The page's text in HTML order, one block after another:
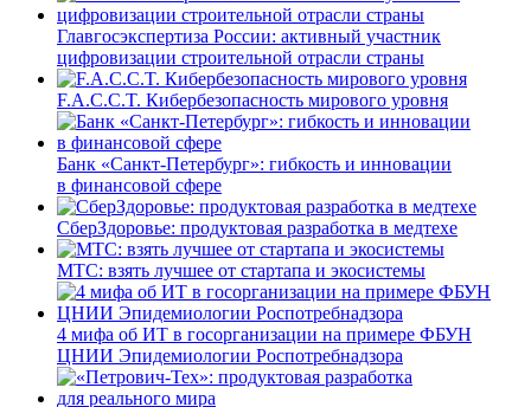
Главгосэкспертиза России: активный участник
цифровизации строительной отрасли страны
F.A.C.C.T. Кибербезопасность мирового уровня
Банк «Санкт-Петербург»: гибкость и инновации
в финансовой сфере
СберЗдоровье: продуктовая разработка в медтехе
МТС: взять лучшее от стартапа и экосистемы
4 мифа об ИТ в госорганизации на примере ФБУН
ЦНИИ Эпидемиологии Роспотребнадзора